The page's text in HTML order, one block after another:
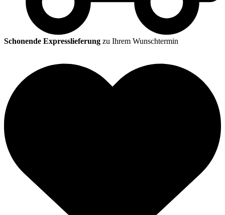
Schonende Expresslieferung zu Ihrem Wunschtermin